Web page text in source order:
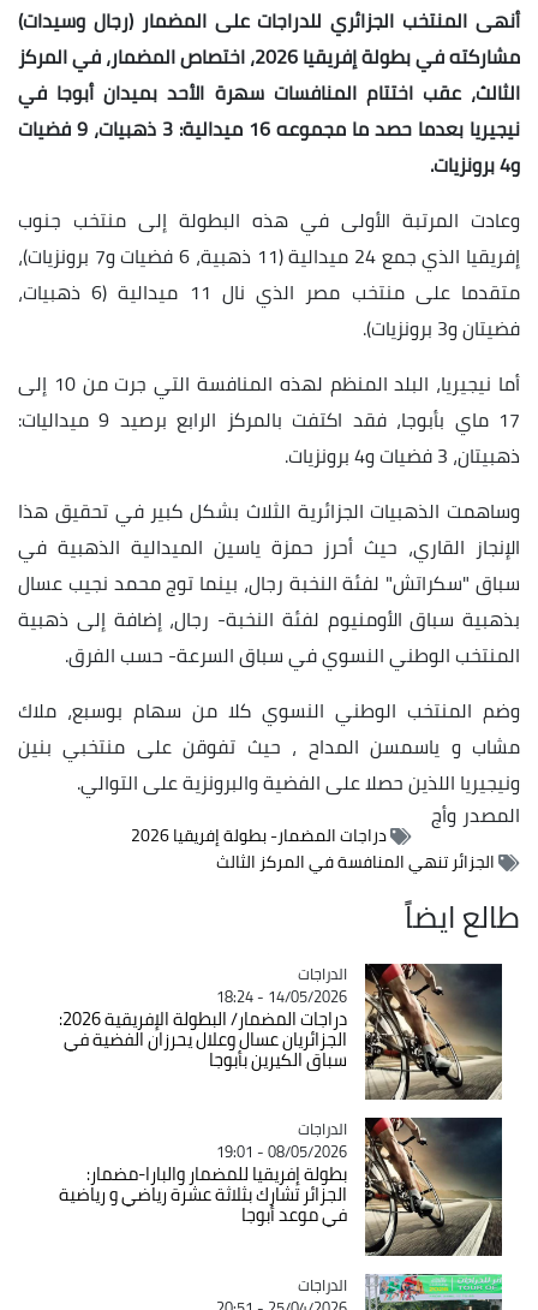
أنهى المنتخب الجزائري للدراجات على المضمار (رجال وسيدات)
مشاركته في بطولة إفريقيا 2026، اختصاص المضمار، في المركز
الثالث، عقب اختتام المنافسات سهرة الأحد بميدان أبوجا في
نيجيريا بعدما حصد ما مجموعه 16 ميدالية: 3 ذهبيات، 9 فضيات
وعادت المرتبة الأولى في هذه البطولة إلى منتخب جنوب
إفريقيا الذي جمع 24 ميدالية (11 ذهبية، 6 فضيات و7 برونزيات)،
متقدما على منتخب مصر الذي نال 11 ميدالية (6 ذهبيات،
فضيتان و3 برونزيات).
أما نيجيريا، البلد المنظم لهذه المنافسة التي جرت من 10 إلى
17 ماي بأبوجا، فقد اكتفت بالمركز الرابع برصيد 9 ميداليات:
ذهبيتان، 3 فضيات و4 برونزيات.
وساهمت الذهبيات الجزائرية الثلاث بشكل كبير في تحقيق هذا
الإنجاز القاري، حيث أحرز حمزة ياسين الميدالية الذهبية في
سباق "سكراتش" لفئة النخبة رجال، بينما توج محمد نجيب عسال
بذهبية سباق الأومنيوم لفئة النخبة- رجال، إضافة إلى ذهبية
المنتخب الوطني النسوي في سباق السرعة- حسب الفرق.
وضم المنتخب الوطني النسوي كلا من سهام بوسبع، ملاك
مشاب و ياسمسن المداح ، حيث تفوقن على منتخبي بنين
ونيجيريا اللذين حصلا على الفضية والبرونزية على التوالي.
المصدروأج
دراجات المضمار- بطولة إفريقيا 2026
الجزائر تنهي المنافسة في المركز الثالث
طالع ايضاً
Catégorie
الدراجات
14/05/2026 - 18:24
دراجات المضمار/ البطولة الإفريقية 2026:
الجزائريان عسال وعلال يحرزان الفضية في
سباق الكيرين بأبوجا
Catégorie
الدراجات
08/05/2026 - 19:01
بطولة إفريقيا للمضمار والبارا-مضمار:
الجزائر تشارك بثلاثة عشرة رياضي و رياضية
في موعد أبوجا
Catégorie
الدراجات